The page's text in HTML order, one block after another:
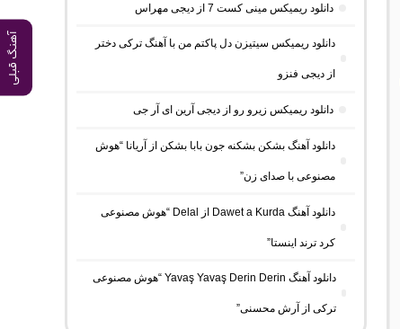
آهنگ قبلی
دانلود ریمیکس مینی کست 7 از دیجی مهراس
دانلود ریمیکس سیتیزن دل پاکتم من با آهنگ ترکی دختر
از دیجی فنزو
دانلود ریمیکس زیرو رو از دیجی آرین ای آر جی
دانلود آهنگ بشکن بشکنه جون بابا بشکن از آریانا “هوش
مصنوعی با صدای زن”
دانلود آهنگ Dawet a Kurda از Delal “هوش مصنوعی
کرد ترند اینستا”
دانلود آهنگ Yavaş Yavaş Derin Derin “هوش مصنوعی
ترکی از آرش محسنی”